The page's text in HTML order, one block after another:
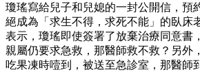
瓊瑤寫給兒子和兒媳的一封公開信，預
絕成為「求生不得，求死不能」的臥床
表示，瓊瑤即使簽署了放棄治療同意書
親屬仍要求急救，那醫師救不救？另外
吃果凍時噎到，被送至急診室，那醫師